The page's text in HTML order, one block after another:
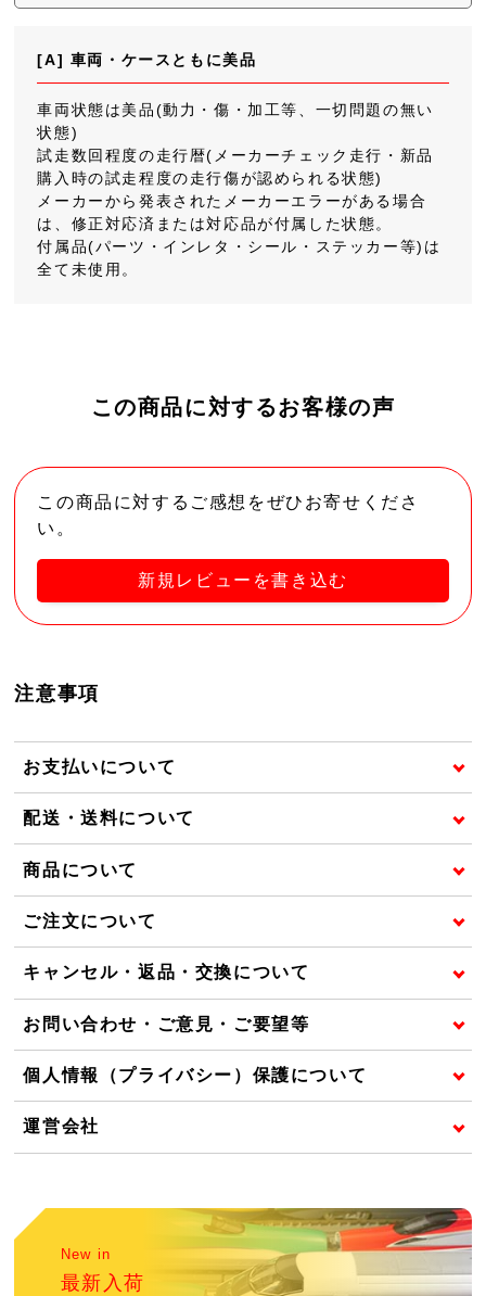
[A] 車両・ケースともに美品
車両状態は美品(動力・傷・加工等、一切問題の無い
状態)
試走数回程度の走行暦(メーカーチェック走行・新品
購入時の試走程度の走行傷が認められる状態)
メーカーから発表されたメーカーエラーがある場合
は、修正対応済または対応品が付属した状態。
付属品(パーツ・インレタ・シール・ステッカー等)は
全て未使用。
この商品に対するお客様の声
この商品に対するご感想をぜひお寄せくださ
い。
新規レビューを書き込む
注意事項
お支払いについて
配送・送料について
商品について
ご注文について
キャンセル・返品・交換について
お問い合わせ・ご意見・ご要望等
個人情報（プライバシー）保護について
運営会社
New in
最新入荷